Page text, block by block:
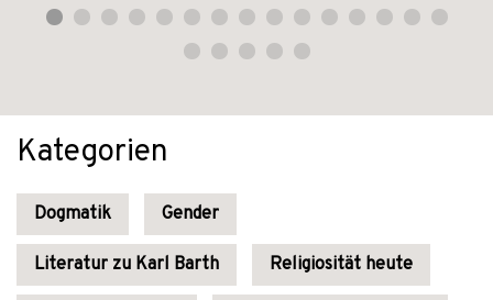
Kategorien
Dogmatik Gender
Literatur zu Karl Barth Religiosität heute